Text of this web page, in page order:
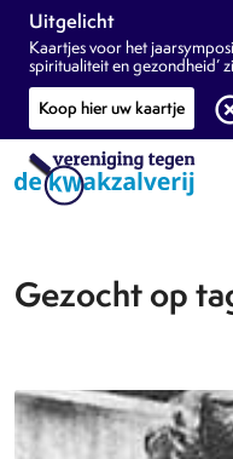
Uitgelicht
Kaartjes voor het
spiritualiteit en gezondheid’
Koop hier uw kaartje
Gezocht op